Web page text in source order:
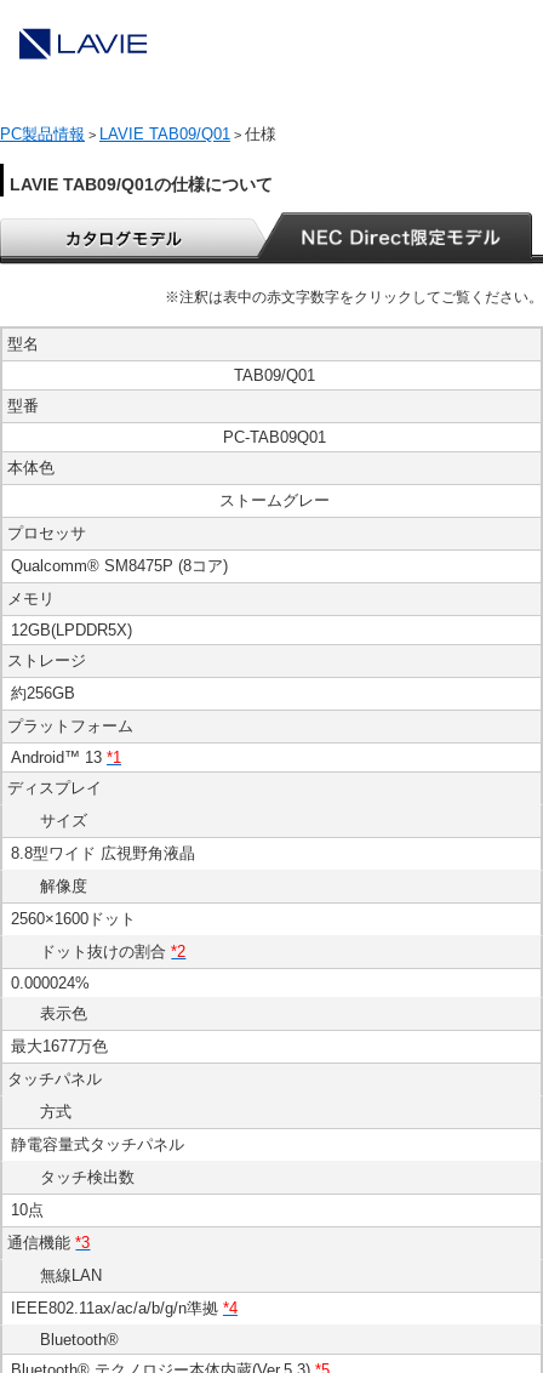
PC製品情報 > LAVIE TAB09/Q01 > 仕様
LAVIE TAB09/Q01の仕様について
※注釈は表中の赤文字数字をクリックしてご覧ください。
型名
TAB09/Q01
型番
PC-TAB09Q01
本体色
ストームグレー
プロセッサ
Qualcomm® SM8475P (8コア)
メモリ
12GB(LPDDR5X)
ストレージ
約256GB
プラットフォーム
Android™ 13 *1
ディスプレイ
サイズ
8.8型ワイド 広視野角液晶
解像度
2560×1600ドット
ドット抜けの割合*2
0.000024%
表示色
最大1677万色
タッチパネル
方式
静電容量式タッチパネル
タッチ検出数
10点
通信機能*3
無線LAN
IEEE802.11ax/ac/a/b/g/n準拠 *4
Bluetooth®